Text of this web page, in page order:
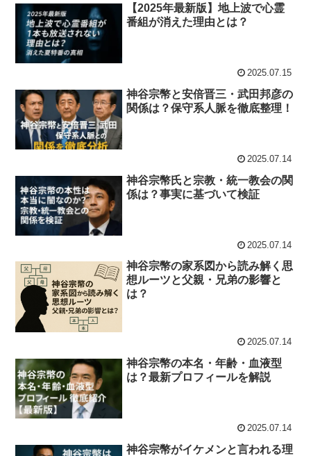
【2025年最新版】地上波で心霊
番組が消えた理由とは？
2025.07.15
神谷宗幣と安倍晋三・武田邦彦の
関係は？保守系人脈を徹底整理！
2025.07.14
神谷宗幣氏と宗教・統一教会の関
係は？事実に基づいて検証
2025.07.14
神谷宗幣の家系図から読み解く思
想ルーツと父親・兄弟の影響と
は？
2025.07.14
神谷宗幣の本名・年齢・血液型
は？最新プロフィールを解説
2025.07.14
神谷宗幣がイケメンと言われる理